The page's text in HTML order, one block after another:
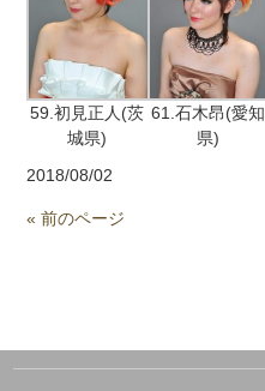
59.初見正人(茨
城県)
61.石木昂(愛知
県)
2018/08/02
« 前のページ